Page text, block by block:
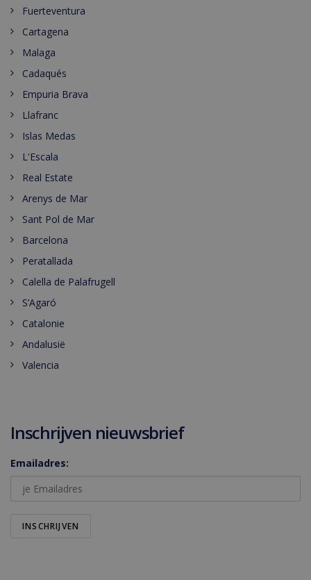
Fuerteventura
Cartagena
Malaga
Cadaqués
Empuria Brava
Llafranc
Islas Medas
L'Escala
Real Estate
Arenys de Mar
Sant Pol de Mar
Barcelona
Peratallada
Calella de Palafrugell
S’Agaró
Catalonie
Andalusië
Valencia
Inschrijven nieuwsbrief
Emailadres: